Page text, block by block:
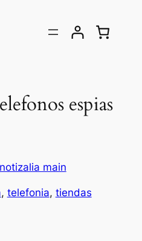
espias
main
, telefonia, tiendas